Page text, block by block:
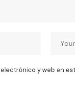
y web en